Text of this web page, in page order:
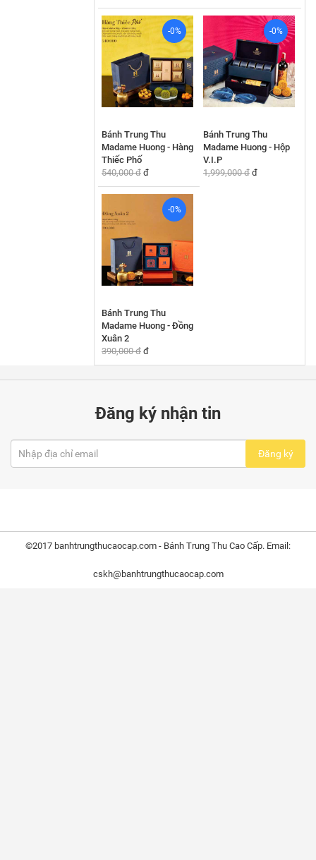
-0%
Bánh Trung Thu
Madame Huong - Hàng
Thiếc Phố
540,000 đ đ
-0%
Bánh Trung Thu
Madame Huong - Hộp
V.I.P
1,999,000 đ đ
-0%
Bánh Trung Thu
Madame Huong - Đồng
Xuân 2
390,000 đ đ
Đăng ký nhận tin
Đăng ký
©2017 banhtrungthucaocap.com - Bánh Trung Thu Cao Cấp. Email:
cskh@banhtrungthucaocap.com